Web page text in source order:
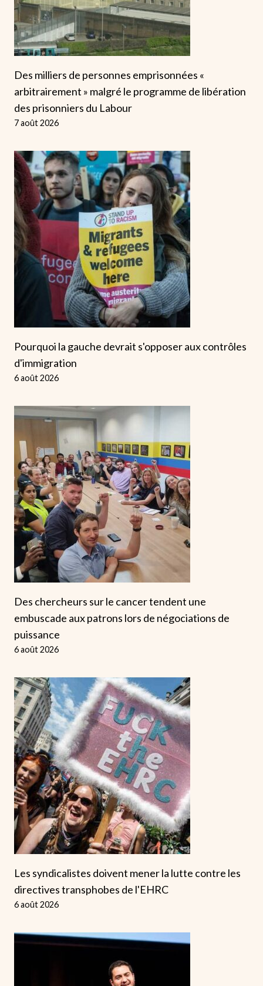
Des milliers de personnes emprisonnées «
arbitrairement » malgré le programme de libération
des prisonniers du Labour
7 août 2026
Pourquoi la gauche devrait s'opposer aux contrôles
d'immigration
6 août 2026
Des chercheurs sur le cancer tendent une
embuscade aux patrons lors de négociations de
puissance
6 août 2026
Les syndicalistes doivent mener la lutte contre les
directives transphobes de l'EHRC
6 août 2026